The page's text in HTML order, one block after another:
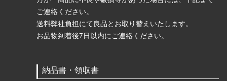
ご連絡ください。
送料弊社負担にて良品とお取り替えいたします。
お品物到着後7日以内にご連絡ください。
納品書・領収書